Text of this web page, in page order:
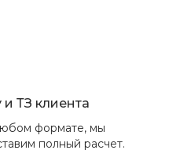
ТЗ клиента
формате, мы
полный расчет.